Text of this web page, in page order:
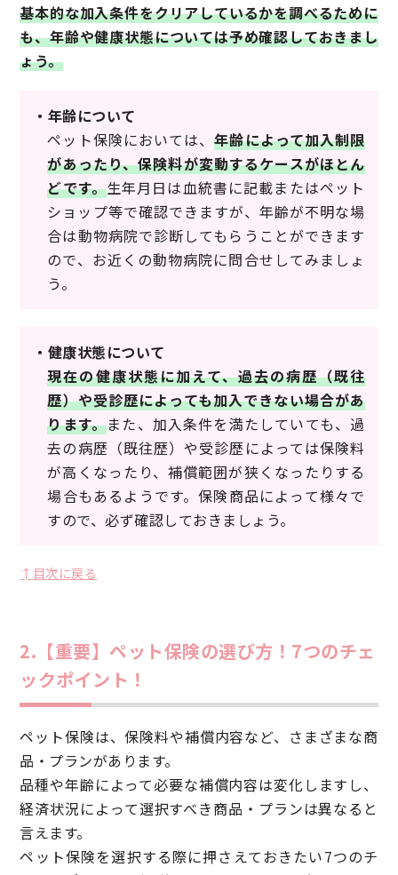
基本的な加入条件をクリアしているかを調べるために
も、年齢や健康状態については予め確認しておきまし
ょう。
・年齢について
ペット保険においては、年齢によって加入制限
があったり、保険料が変動するケースがほとん
どです。生年月日は血統書に記載またはペット
ショップ等で確認できますが、年齢が不明な場
合は動物病院で診断してもらうことができます
ので、お近くの動物病院に問合せしてみましょ
う。
・健康状態について
現在の健康状態に加えて、過去の病歴（既往
歴）や受診歴によっても加入できない場合があ
ります。また、加入条件を満たしていても、過
去の病歴（既往歴）や受診歴によっては保険料
が高くなったり、補償範囲が狭くなったりする
場合もあるようです。保険商品によって様々で
すので、必ず確認しておきましょう。
↑目次に戻る
2.【重要】ペット保険の選び方！7つのチェ
ックポイント！
ペット保険は、保険料や補償内容など、さまざまな商
品・プランがあります。
品種や年齢によって必要な補償内容は変化しますし、
経済状況によって選択すべき商品・プランは異なると
言えます。
ペット保険を選択する際に押さえておきたい7つのチ